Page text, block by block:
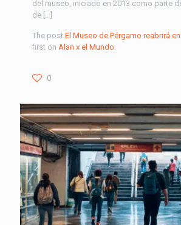
del museo, iniciado en 2013 como parte
de […]
The post El Museo de Pérgamo reabrirá
first on Alan x el Mundo
0